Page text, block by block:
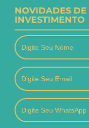
NOVIDADES DE
INVESTIMENTO